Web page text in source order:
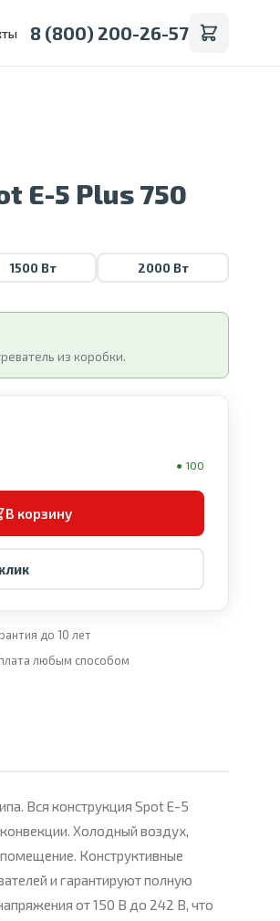
8 (800) 200-26-57
E-5 Plus 750
1500 Вт 2000 Вт
из коробки.
● 100
В корзину
до 10 лет
любым способом
Вся конструкция Spot Е-5
Холодный воздух,
Конструктивные
и гарантируют полную
от 150 В до 242 В, что